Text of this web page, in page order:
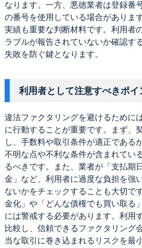
なります。一方、悪徳業者は登録番
の番号を使用している場合がありま
実績も重要な判断材料です。利用者
ラブルが報告されていないか確認す
失敗を防ぐ鍵となります。
利用者として注意すべきポイ
違法ファクタリングを避けるために
に行動することが重要です。まず、
し、手数料や取引条件が適正である
不明な点や不利な条件が含まれてい
るべきです。また、業者が「支払期
金」など、利用者に過度な負担を強
ないかをチェックすることも大切で
金化」や「どんな債権でも買い取る
には警戒する必要があります。利用
比較し、信頼できるファクタリング
当な取引に巻き込まれるリスクを最